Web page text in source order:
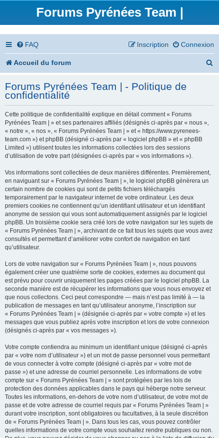
Forums Pyrénées Team |
FAQ Connexion
Inscription
Accueil du forum
h
Forums Pyrénées Team | - Politique de
confidentialité
Cette politique de confidentialité explique en détail comment « Forums
Pyrénées Team | » et ses partenaires affiliés (désignés ci-après par « nous »,
« notre », « nos », « Forums Pyrénées Team | » et « https://www.pyrenees-
team.com ») et phpBB (désigné ci-après par « logiciel phpBB » et « phpBB
Limited ») utilisent toutes les informations collectées lors des sessions
d’utilisation de votre part (désignées ci-après par « vos informations »).
Vos informations sont collectées de deux manières différentes. Premièrement,
en naviguant sur « Forums Pyrénées Team | », le logiciel phpBB génèrera un
certain nombre de cookies qui sont de petits fichiers téléchargés
temporairement par le navigateur internet de votre ordinateur. Les deux
premiers cookies ne contiennent qu’un identifiant utilisateur et un identifiant
anonyme de session qui vous sont automatiquement assignés par le logiciel
phpBB. Un troisième cookie sera créé lors de votre navigation sur les sujets de
« Forums Pyrénées Team | », archivant de ce fait tous les sujets que vous avez
consultés et permettant d’améliorer votre confort de navigation en tant
qu’utilisateur.
Lors de votre navigation sur « Forums Pyrénées Team | », nous pouvons
également créer une quatrième sorte de cookies, externes au document qui
est prévu pour couvrir uniquement les pages créées par le logiciel phpBB. La
seconde manière est de récupérer les informations que vous nous envoyez et
que nous collectons. Ceci peut correspondre — mais n’est pas limité à — la
publication de messages en tant qu’utilisateur anonyme, l’inscription sur
« Forums Pyrénées Team | » (désignée ci-après par « votre compte ») et les
messages que vous publiez après votre inscription et lors de votre connexion
(désignés ci-après par « vos messages »).
Votre compte contiendra au minimum un identifiant unique (désigné ci-après
par « votre nom d’utilisateur ») et un mot de passe personnel vous permettant
de vous connecter à votre compte (désigné ci-après par « votre mot de
passe ») et une adresse de courriel personnelle. Les informations de votre
compte sur « Forums Pyrénées Team | » sont protégées par les lois de
protection des données applicables dans le pays qui héberge notre serveur.
Toutes les informations, en-dehors de votre nom d’utilisateur, de votre mot de
passe et de votre adresse de courriel requis par « Forums Pyrénées Team | »
durant votre inscription, sont obligatoires ou facultatives, à la seule discrétion
de « Forums Pyrénées Team | ». Dans tous les cas, vous pouvez contrôler
quelles informations de votre compte vous souhaitez rendre publiques ou non.